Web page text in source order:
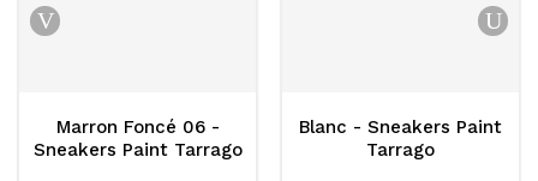
Marron Foncé 06 -
Sneakers Paint Tarrago
Blanc - Sneakers Paint
Tarrago